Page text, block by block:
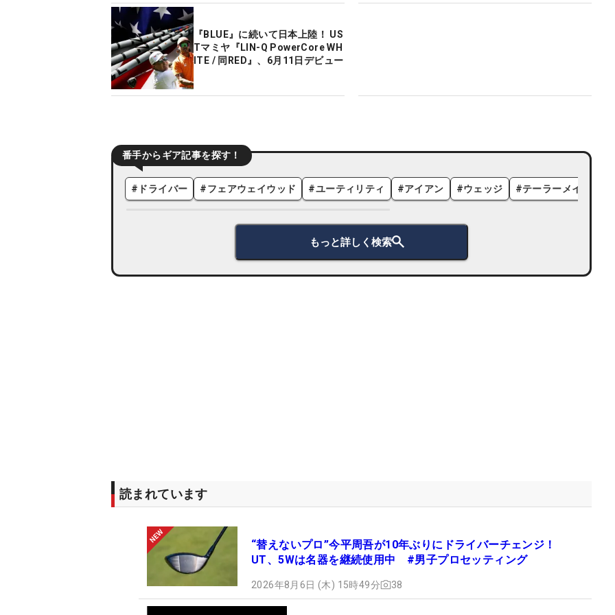
『BLUE』に続いて日本上陸！ US
Tマミヤ『LIN-Q PowerCore WH
ITE / 同RED』、6月11日デビュー
番手からギア記事を探す！
# ドライバー #フェアウェイウッド #ユーティリティ #アイアン #ウェッジ #テーラーメイド
もっと詳しく検索
読まれています
“替えないプロ”今平周吾が10年ぶりにドライバーチェンジ！
UT、5Wは名器を継続使用中 #男子プロセッティング
2026年8月6日 (木) 15時49分 38